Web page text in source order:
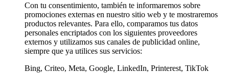
Con tu consentimiento, también te informaremos sobre
promociones externas en nuestro sitio web y te mostraremos
productos relevantes. Para ello, comparamos tus datos
personales encriptados con los siguientes proveedores
externos y utilizamos sus canales de publicidad online,
siempre que ya utilices sus servicios:
Bing, Criteo, Meta, Google, LinkedIn, Printerest, TikTok